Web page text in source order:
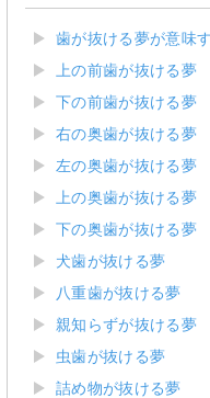
歯が抜ける夢が意味
上の前歯が抜ける夢
下の前歯が抜ける夢
右の奥歯が抜ける夢
左の奥歯が抜ける夢
上の奥歯が抜ける夢
下の奥歯が抜ける夢
犬歯が抜ける夢
八重歯が抜ける夢
親知らずが抜ける夢
虫歯が抜ける夢
詰め物が抜ける夢